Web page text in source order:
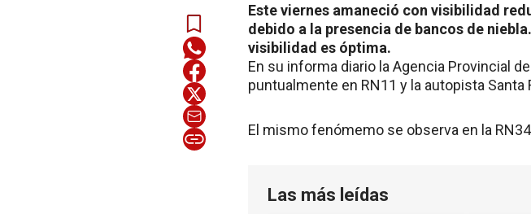
Este viernes amaneció con visibilidad
debido a la presencia de bancos de
visibilidad es óptima.
En su informa diario la Agencia Provincial
puntualmente en RN11 y la autopista Santa
El mismo fenómemo se observa en la
Las más leídas